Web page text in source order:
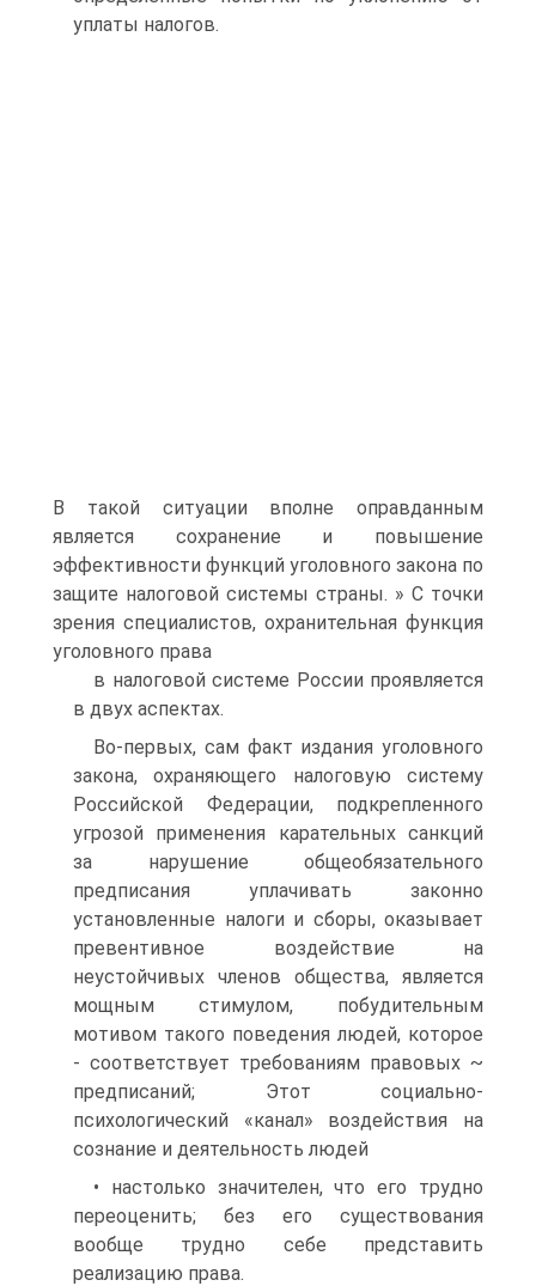
уплаты налогов.
В такой ситуации вполне оправданным
является сохранение и повышение
эффективности функций уголовного закона по
защите налоговой системы страны. » С точки
зрения специалистов, охранительная функция
уголовного права
в налоговой системе России проявляется
в двух аспектах.
Во-первых, сам факт издания уголовного
закона, охраняющего налоговую систему
Российской Федерации, подкрепленного
угрозой применения карательных санкций
за нарушение общеобязательного
предписания уплачивать законно
установленные налоги и сборы, оказывает
превентивное воздействие на
неустойчивых членов общества, является
мощным стимулом, побудительным
мотивом такого поведения людей, которое
- соответствует требованиям правовых ~
предписаний; Этот социально-
психологический «канал» воздействия на
сознание и деятельность людей
• настолько значителен, что его трудно
переоценить; без его существования
вообще трудно себе представить
реализацию права.